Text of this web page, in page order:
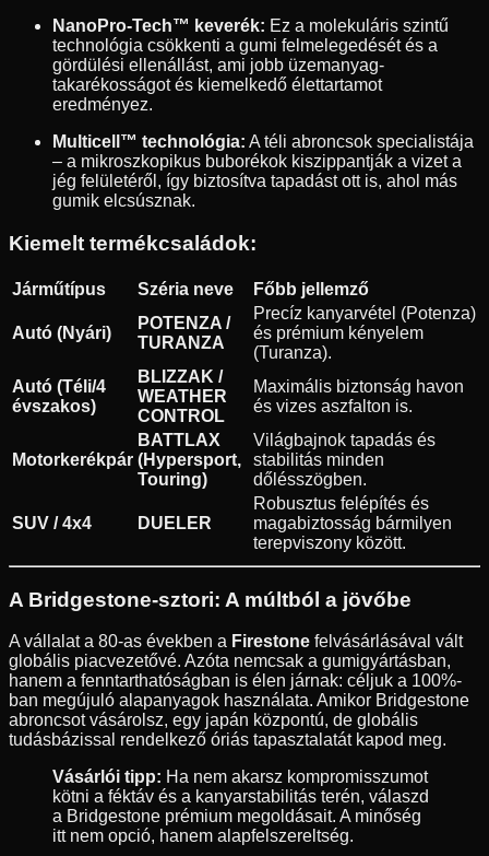
NanoPro-Tech™ keverék: Ez a molekuláris szintű
technológia csökkenti a gumi felmelegedését és a
gördülési ellenállást, ami jobb üzemanyag-
takarékosságot és kiemelkedő élettartamot
eredményez.
Multicell™ technológia: A téli abroncsok specialistája
– a mikroszkopikus buborékok kiszippantják a vizet a
jég felületéről, így biztosítva tapadást ott is, ahol más
gumik elcsúsznak.
Kiemelt termékcsaládok:
Járműtípus Széria neve Főbb jellemző
Autó (Nyári)
POTENZA /
TURANZA
Precíz kanyarvétel (Potenza)
és prémium kényelem
(Turanza).
Autó (Téli/4
évszakos)
BLIZZAK /
WEATHER
CONTROL
Maximális biztonság havon
és vizes aszfalton is.
Motorkerékpár
BATTLAX
(Hypersport,
Touring)
Világbajnok tapadás és
stabilitás minden
dőlésszögben.
SUV / 4x4 DUELER
Robusztus felépítés és
magabiztosság bármilyen
terepviszony között.
A Bridgestone-sztori: A múltból a jövőbe
A vállalat a 80-as években a Firestone felvásárlásával vált
globális piacvezetővé. Azóta nemcsak a gumigyártásban,
hanem a fenntarthatóságban is élen járnak: céljuk a 100%-
ban megújuló alapanyagok használata. Amikor Bridgestone
abroncsot vásárolsz, egy japán központú, de globális
tudásbázissal rendelkező óriás tapasztalatát kapod meg.
Vásárlói tipp: Ha nem akarsz kompromisszumot
kötni a féktáv és a kanyarstabilitás terén, válaszd
a Bridgestone prémium megoldásait. A minőség
itt nem opció, hanem alapfelszereltség.